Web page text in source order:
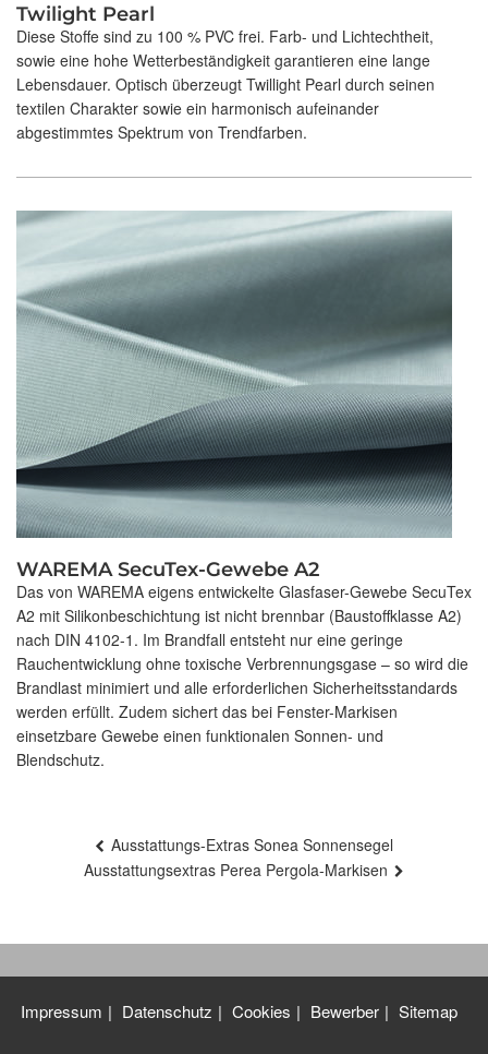
Twilight Pearl
Diese Stoffe sind zu 100 % PVC frei. Farb- und Lichtechtheit,
sowie eine hohe Wetterbeständigkeit garantieren eine lange
Lebensdauer. Optisch überzeugt Twillight Pearl durch seinen
textilen Charakter sowie ein harmonisch aufeinander
abgestimmtes Spektrum von Trendfarben.
WAREMA SecuTex-Gewebe A2
Das von WAREMA eigens entwickelte Glasfaser-Gewebe SecuTex
A2 mit Silikonbeschichtung ist nicht brennbar (Baustoffklasse A2)
nach DIN 4102-1. Im Brandfall entsteht nur eine geringe
Rauchentwicklung ohne toxische Verbrennungsgase – so wird die
Brandlast minimiert und alle erforderlichen Sicherheitsstandards
werden erfüllt. Zudem sichert das bei Fenster-Markisen
einsetzbare Gewebe einen funktionalen Sonnen- und
Blendschutz.
Ausstattungs-Extras Sonea Sonnensegel
Ausstattungsextras Perea Pergola-Markisen
Impressum Datenschutz Cookies Bewerber Sitemap